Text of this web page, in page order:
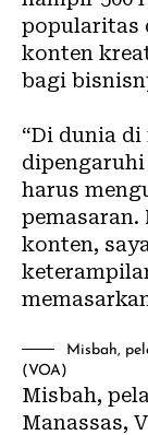
popularitas
konten
bagi
“Di dunia di
harus
pemasaran.
konten,
Misbah,
(VOA)
Misbah,
Manassas,